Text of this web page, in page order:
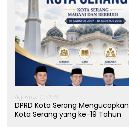
Agustus 7, 2026
DPRD Kota Serang
Kota Serang yang ke-19 Tahun